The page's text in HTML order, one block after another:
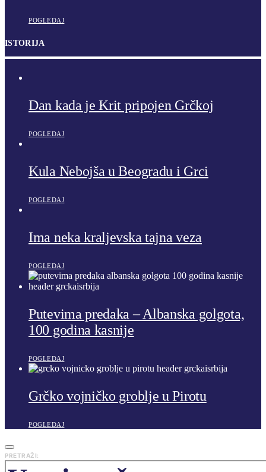
POGLEDAJ
ISTORIJA
Dan kada je Krit pripojen Grčkoj
POGLEDAJ
Kula Nebojša u Beogradu i Grci
POGLEDAJ
Ima neka kraljevska tajna veza
POGLEDAJ
Putevima predaka – Albanska golgota,
100 godina kasnije
POGLEDAJ
Grčko vojničko groblje u Pirotu
POGLEDAJ
PRETRAŽI: